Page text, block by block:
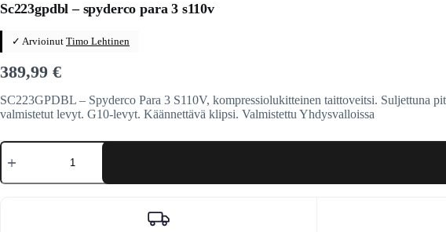
Sc223gpdbl – spyderco para 3 s110v
✓ Arvioinut Timo Lehtinen
389,99 €
SC223GPDBL – Spyderco Para 3 S110V, kompressiolukitteinen taittoveitsi. Suljettuna
valmistetut levyt. G10-levyt. Käännettävä klipsi. Valmistettu Yhdysvalloissa
Sc223gpdbl
para